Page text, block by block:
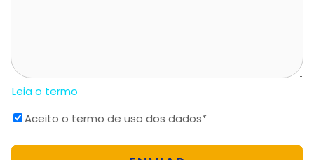
Leia o termo
Aceito o termo de uso dos dados*